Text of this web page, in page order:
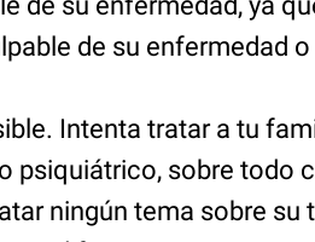
de su enfermedad
Intenta tratar a tu
psiquiátrico, sobre todo
ningún tema sobre